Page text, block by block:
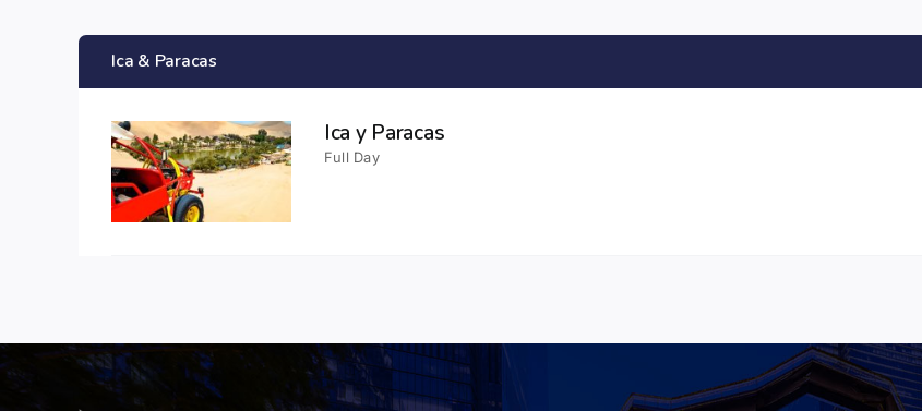
Ica & Paracas
Ica y Paracas
Full Day